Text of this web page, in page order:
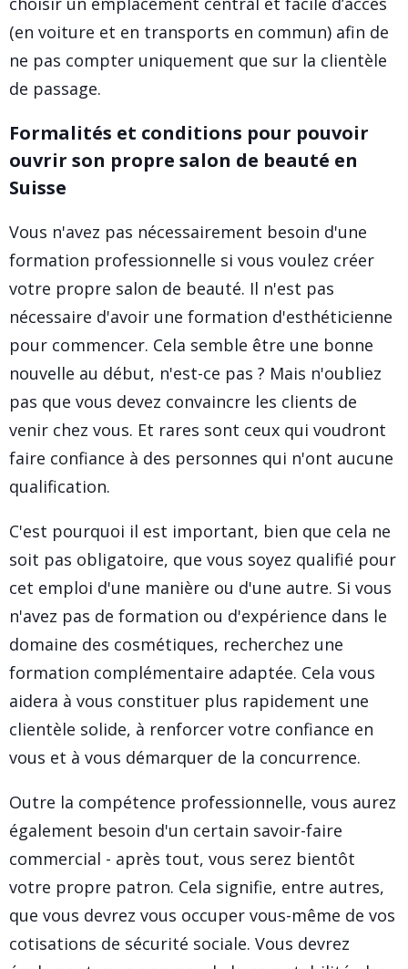
(en voiture et en transports en commun) afin de
ne pas compter uniquement que sur la clientèle
de passage.
Formalités et conditions pour pouvoir
ouvrir son propre salon de beauté en
Suisse
Vous n'avez pas nécessairement besoin d'une
formation professionnelle si vous voulez créer
votre propre salon de beauté. Il n'est pas
nécessaire d'avoir une formation d'esthéticienne
pour commencer. Cela semble être une bonne
nouvelle au début, n'est-ce pas ? Mais n'oubliez
pas que vous devez convaincre les clients de
venir chez vous. Et rares sont ceux qui voudront
faire confiance à des personnes qui n'ont aucune
qualification.
C'est pourquoi il est important, bien que cela ne
soit pas obligatoire, que vous soyez qualifié pour
cet emploi d'une manière ou d'une autre. Si vous
n'avez pas de formation ou d'expérience dans le
domaine des cosmétiques, recherchez une
formation complémentaire adaptée. Cela vous
aidera à vous constituer plus rapidement une
clientèle solide, à renforcer votre confiance en
vous et à vous démarquer de la concurrence.
Outre la compétence professionnelle, vous aurez
également besoin d'un certain savoir-faire
commercial - après tout, vous serez bientôt
votre propre patron. Cela signifie, entre autres,
que vous devrez vous occuper vous-même de vos
cotisations de sécurité sociale. Vous devrez